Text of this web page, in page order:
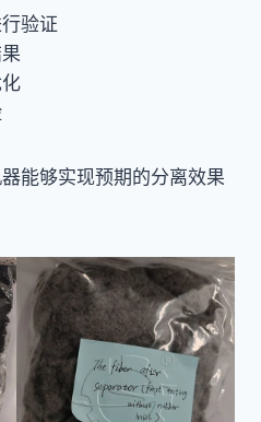
验证
能够实现预期的分离效果